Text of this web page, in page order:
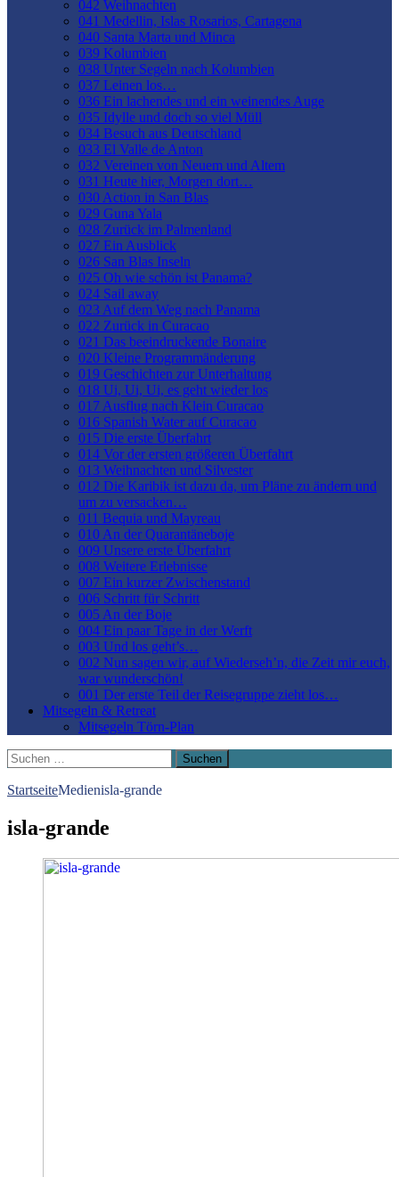
042 Weihnachten
041 Medellin, Islas Rosarios, Cartagena
040 Santa Marta und Minca
039 Kolumbien
038 Unter Segeln nach Kolumbien
037 Leinen los…
036 Ein lachendes und ein weinendes Auge
035 Idylle und doch so viel Müll
034 Besuch aus Deutschland
033 El Valle de Anton
032 Vereinen von Neuem und Altem
031 Heute hier, Morgen dort…
030 Action in San Blas
029 Guna Yala
028 Zurück im Palmenland
027 Ein Ausblick
026 San Blas Inseln
025 Oh wie schön ist Panama?
024 Sail away
023 Auf dem Weg nach Panama
022 Zurück in Curacao
021 Das beeindruckende Bonaire
020 Kleine Programmänderung
019 Geschichten zur Unterhaltung
018 Ui, Ui, Ui, es geht wieder los
017 Ausflug nach Klein Curacao
016 Spanish Water auf Curacao
015 Die erste Überfahrt
014 Vor der ersten größeren Überfahrt
013 Weihnachten und Silvester
012 Die Karibik ist dazu da, um Pläne zu ändern und
um zu versacken…
011 Bequia und Mayreau
010 An der Quarantäneboje
009 Unsere erste Überfahrt
008 Weitere Erlebnisse
007 Ein kurzer Zwischenstand
006 Schritt für Schritt
005 An der Boje
004 Ein paar Tage in der Werft
003 Und los geht’s…
002 Nun sagen wir, auf Wiederseh’n, die Zeit mir euch,
war wunderschön!
001 Der erste Teil der Reisegruppe zieht los…
Mitsegeln & Retreat
Mitsegeln Törn-Plan
Suchen
nach:
StartseiteMedienisla-grande
isla-grande